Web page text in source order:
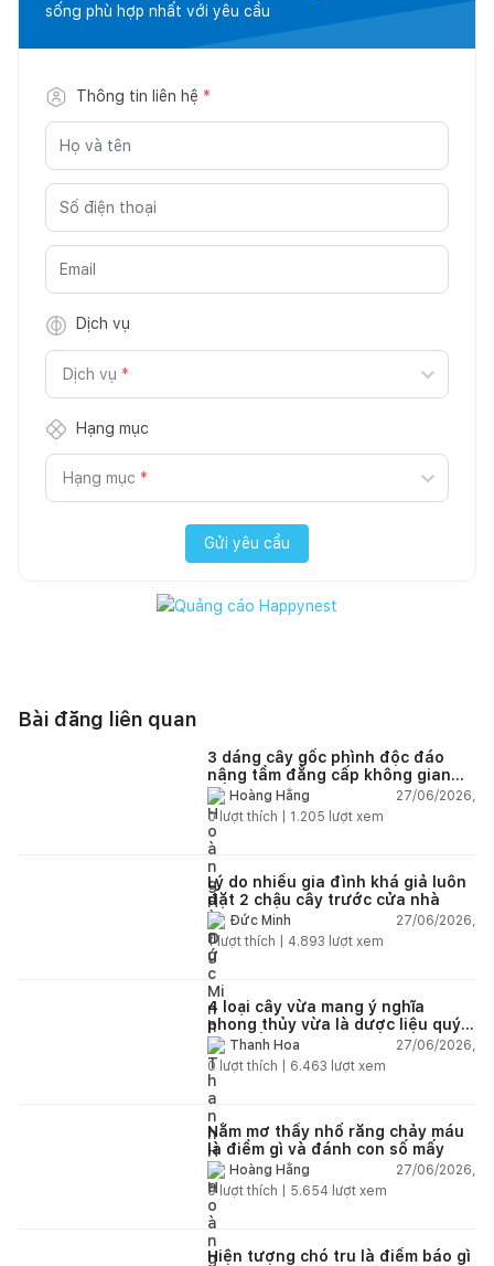
sống phù hợp nhất với yêu cầu
Thông tin liên hệ *
Dịch vụ
Dịch vụ *
Hạng mục
Hạng mục *
Gửi yêu cầu
Bài đăng liên quan
3 dáng cây gốc phình độc đáo
nâng tầm đẳng cấp không gian
sốngHoàng Hằng
27/06/2026,
0lượt thích | 1.205 lượt xem
Lý do nhiều gia đình khá giả luôn
đặt 2 chậu cây trước cửa nhà
Đức Minh
27/06/2026,
1lượt thích | 4.893 lượt xem
4 loại cây vừa mang ý nghĩa
phong thủy vừa là dược liệu quý
nên trồng trong nhà
Thanh Hoa
27/06/2026,
0 lượt thích | 6.463 lượt xem
Nằm mơ thấy nhổ răng chảy máu
là điềm gì và đánh con số mấy
Hoàng Hằng
27/06/2026,
0lượt thích | 5.654 lượt xem
Hiện tượng chó tru là điềm báo gì